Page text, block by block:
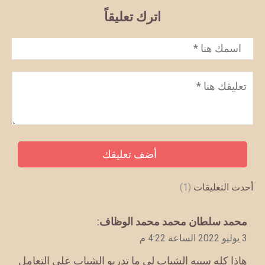
اترك تعليقاً
الاسم*
تعليق
أحدث التعليقات (1)
يقول
محمد سلطان محمد محمد الوظاف:
3 يوليو 2022 الساعة 4:22 م
هاذا كله سببه الشباب لي ما تدربو الشباب على التعامل